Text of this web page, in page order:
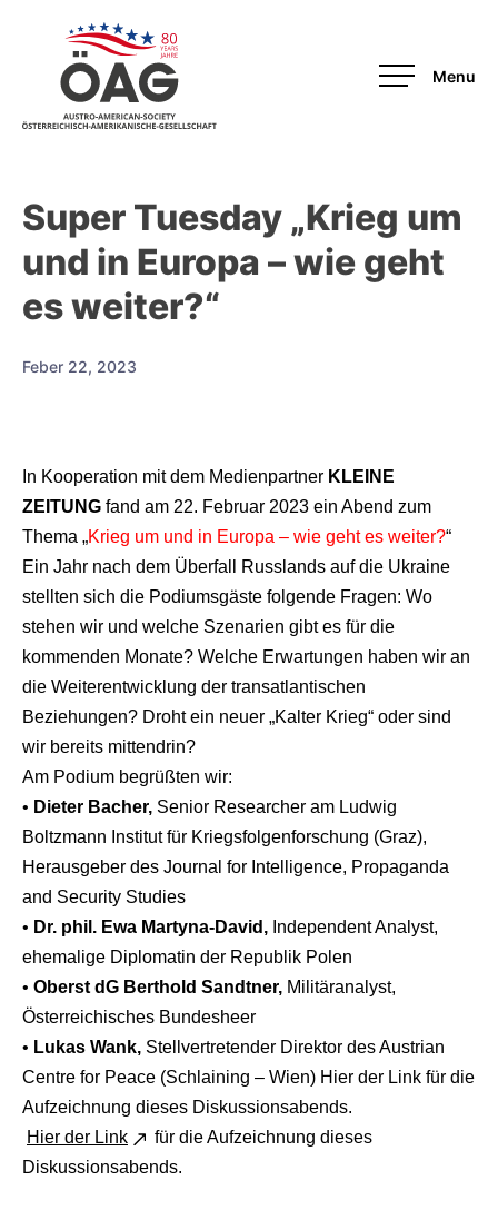
Super Tuesday „Krieg um
und in Europa – wie geht
es weiter?“
Feber 22, 2023
In Kooperation mit dem Medienpartner KLEINE
ZEITUNG fand am 22. Februar 2023 ein Abend zum
Thema „Krieg um und in Europa – wie geht es weiter?“
Ein Jahr nach dem Überfall Russlands auf die Ukraine
stellten sich die Podiumsgäste folgende Fragen: Wo
stehen wir und welche Szenarien gibt es für die
kommenden Monate? Welche Erwartungen haben wir an
die Weiterentwicklung der transatlantischen
Beziehungen? Droht ein neuer „Kalter Krieg“ oder sind
wir bereits mittendrin?
Am Podium begrüßten wir:
• Dieter Bacher, Senior Researcher am Ludwig
Boltzmann Institut für Kriegsfolgenforschung (Graz),
Herausgeber des Journal for Intelligence, Propaganda
and Security Studies
• Dr. phil. Ewa Martyna-David, Independent Analyst,
ehemalige Diplomatin der Republik Polen
• Oberst dG Berthold Sandtner, Militäranalyst,
Österreichisches Bundesheer
• Lukas Wank, Stellvertretender Direktor des Austrian
Centre for Peace (Schlaining – Wien) Hier der Link für die
Aufzeichnung dieses Diskussionsabends.
Hier der Link
für die Aufzeichnung dieses
Diskussionsabends.